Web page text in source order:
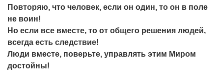
Повторяю, что человек, если он один, то он в поле
не воин!
Но если все вместе, то от общего решения людей,
всегда есть следствие!
Люди вместе, поверьте, управлять этим Миром
достойны!